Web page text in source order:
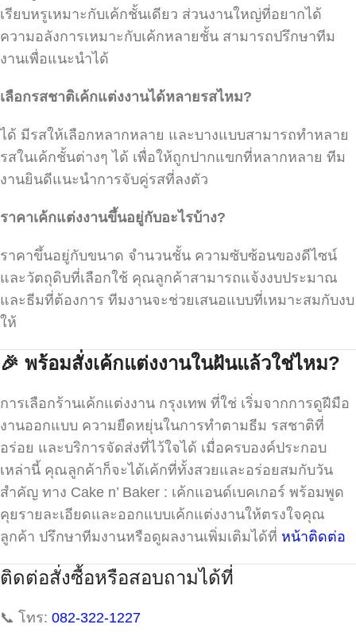
เรียบหรูเหมาะกับเค้กชั้นเดียว ส่วนงานใหญ่ที่อยากได้
ความอลังการเหมาะกับเค้กหลายชั้น สามารถปรึกษาทีม
งานเพื่อแนะนำได้
เลือกรสชาติเค้กแต่งงานได้หลายรสไหม?
ได้ มีรสให้เลือกหลากหลาย และบางแบบสามารถทำหลาย
รสในเค้กชั้นต่างๆ ได้ เพื่อให้ถูกปากแขกที่หลากหลาย ทีม
งานยินดีแนะนำการจับคู่รสที่ลงตัว
ราคาเค้กแต่งงานขึ้นอยู่กับอะไรบ้าง?
ราคาขึ้นอยู่กับขนาด จำนวนชั้น ความซับซ้อนของดีไซน์
และวัตถุดิบที่เลือกใช้ คุณลูกค้าสามารถแจ้งงบประมาณ
และธีมที่ต้องการ ทีมงานจะช่วยเสนอแบบที่เหมาะสมกับงบ
ให้
🎉 พร้อมสั่งเค้กแต่งงานในฝันแล้วใช่ไหม?
การเลือกร้านเค้กแต่งงาน กรุงเทพ ที่ใช่ เริ่มจากการดูฝีมือ
งานออกแบบ ความยืดหยุ่นในการทำตามธีม รสชาติที่
อร่อย และบริการจัดส่งที่ไว้ใจได้ เมื่อครบองค์ประกอบ
เหล่านี้ คุณลูกค้าก็จะได้เค้กที่ทั้งสวยและอร่อยสมกับวัน
สำคัญ ทาง Cake n’ Baker : เค้กแอนด์เบคเกอร์ พร้อมพูด
คุยรายละเอียดและออกแบบเค้กแต่งงานให้ตรงใจคุณ
ลูกค้า ปรึกษาทีมงานหรือดูผลงานเพิ่มเติมได้ที่ หน้าติดต่อ
ติดต่อสั่งซื้อหรือสอบถามได้ที่
📞 โทร: 082-322-1227